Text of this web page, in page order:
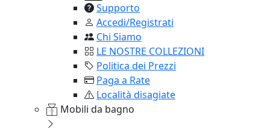
Supporto
Accedi/Registrati
Chi Siamo
LE NOSTRE COLLEZIONI
Politica dei Prezzi
Paga a Rate
Località disagiate
Mobili da bagno